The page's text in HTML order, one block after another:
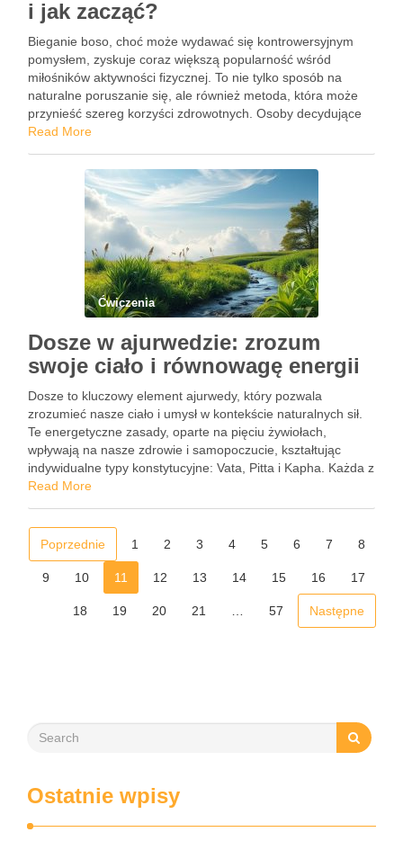
i jak zacząć?
Bieganie boso, choć może wydawać się kontrowersyjnym
pomysłem, zyskuje coraz większą popularność wśród
miłośników aktywności fizycznej. To nie tylko sposób na
naturalne poruszanie się, ale również metoda, która może
przynieść szereg korzyści zdrowotnych. Osoby decydujące
się na tę formę treningu zauważają poprawę wyników
swojego …
Read More
Ćwiczenia
Dosze w ajurwedzie: zrozum
swoje ciało i równowagę energii
Dosze to kluczowy element ajurwedy, który pozwala
zrozumieć nasze ciało i umysł w kontekście naturalnych sił.
Te energetyczne zasady, oparte na pięciu żywiołach,
wpływają na nasze zdrowie i samopoczucie, kształtując
indywidualne typy konstytucyjne: Vata, Pitta i Kapha. Każda z
dosz niesie ze sobą unikalne cechy, które przyczyniają się do
Read More
Poprzednie 1 2 3 4 5 6 7 8
9 10 11 12 13 14 15 16 17
18 19 20 21 57 Następne
Ostatnie wpisy